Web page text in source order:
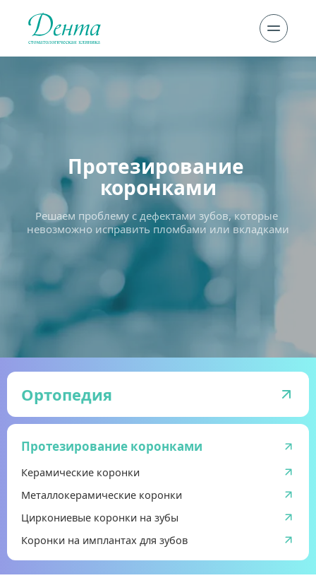
Протезирование
коронками
Решаем проблему с дефектами зубов, которые
невозможно исправить пломбами или вкладками
Ортопедия
Протезирование коронками
Керамические коронки
Металлокерамические коронки
Циркониевые коронки на зубы
Коронки на имплантах для зубов